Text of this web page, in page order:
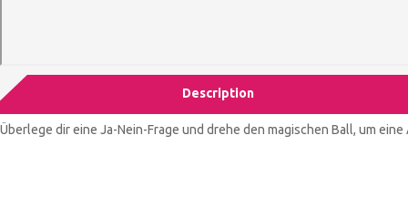
Description
Überlege dir eine Ja-Nein-Frage und drehe den magischen Ball, um